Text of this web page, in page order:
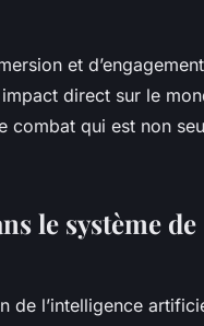
et
direct sur le
combat qui est non
le système de
de l’intelligence